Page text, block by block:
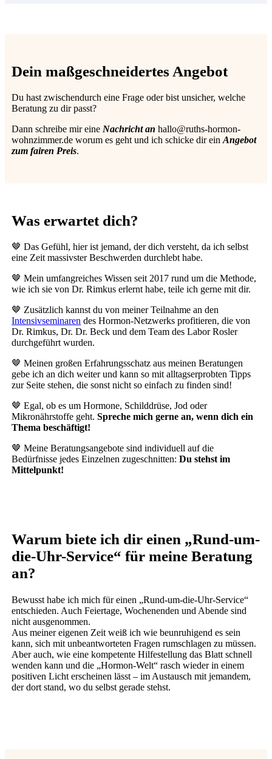
Dein maßgeschneidertes Angebot
Du hast zwischendurch eine Frage oder bist unsicher, welche
Beratung zu dir passt?
Dann s​chreibe mir eineNachricht an hallo@ruths-hormon-
wohnzimmer.de worum es geht und ich schicke dir einAngebot
zum fairen Preis.
Was erwartet dich?
🤎 Das Gefühl, hier ist jemand, der dich versteht, da ich selbst
eine Zeit massivster Beschwerden durchlebt habe.
🤎 Mein umfangreiches Wissen seit 2017 rund um die Methode,
wie ich sie von Dr. Rimkus erlernt habe, teile ich gerne mit dir.
🤎 Zusätzlich kannst du von meiner Teilnahme an den
Intensivseminaren des Hormon-Netzwerks profitieren, die von
Dr. Rimkus, Dr. Dr. Beck und dem Team des Labor Rosler
durchgeführt wurden.
🤎 Meinen großen Erfahrungsschatz aus meinen Beratungen
gebe ich an dich weiter und kann so mit alltagserprobten Tipps
zur Seite stehen, die sonst nicht so einfach zu finden sind!
🤎 Egal, ob es um Hormone, Schilddrüse, Jod oder
Mikronährstoffe geht.Spreche mich gerne an, wenn dich ein
Thema beschäftigt!
🤎 Meine Beratungsangebote sind individuell auf die
Bedürfnisse jedes Einzelnen zugeschnitten: Du stehst im
Mittelpunkt!
Warum biete ich dir einen „Rund-um-
die-Uhr-Service“ für meine Beratung
an?
Bewusst habe ich mich für einen „Rund-um-die-Uhr-Service“
entschieden. Auch Feiertage, Wochenenden und Abende sind
nicht ausgenommen.
Aus meiner eigenen Zeit weiß ich wie beunruhigend es sein
kann, sich mit unbeantworteten Fragen rumschlagen zu müssen.
Aber auch, wie eine kompetente Hilfestellung das Blatt schnell
wenden kann und die „Hormon-Welt“ rasch wieder in einem
positiven Licht erscheinen lässt – im Austausch mit jemandem,
der dort stand, wo du selbst gerade stehst.